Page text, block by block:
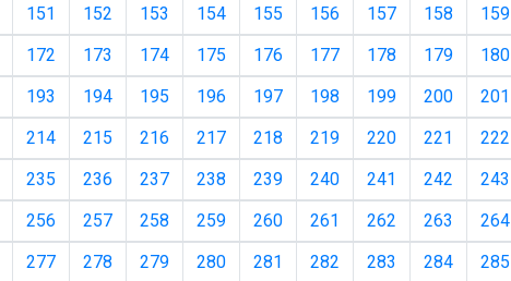
151 152 153 154 155 156 157 158 159
172 173 174 175 176 177 178 179 180
193 194 195 196 197 198 199 200 201
214 215 216 217 218 219 220 221 222
235 236 237 238 239 240 241 242 243
256 257 258 259 260 261 262 263 264
277 278 279 280 281 282 283 284 285